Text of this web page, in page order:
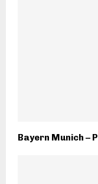
Bayern Munich –